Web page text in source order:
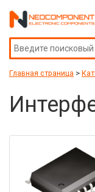
Главная страница >